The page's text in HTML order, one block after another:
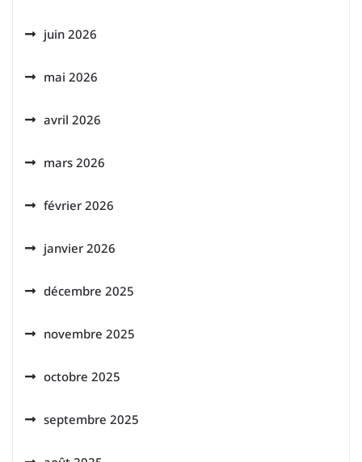
juin 2026
mai 2026
avril 2026
mars 2026
février 2026
janvier 2026
décembre 2025
novembre 2025
octobre 2025
septembre 2025